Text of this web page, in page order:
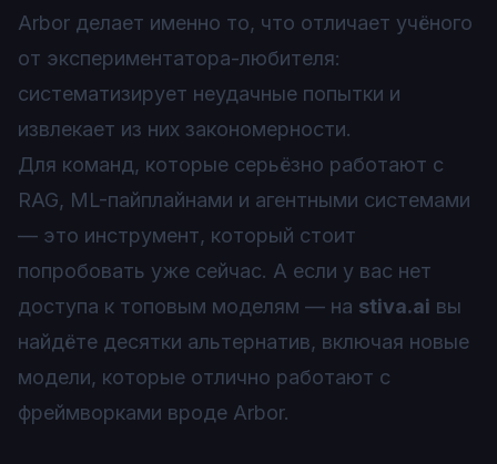
Arbor делает именно то, что отличает учёного
от экспериментатора-любителя:
систематизирует неудачные попытки и
извлекает из них закономерности.
Для команд, которые серьёзно работают с
RAG, ML-пайплайнами и агентными системами
— это инструмент, который стоит
попробовать уже сейчас. А если у вас нет
доступа к топовым моделям — на stiva.ai вы
найдёте десятки альтернатив, включая новые
модели, которые отлично работают с
фреймворками вроде Arbor.